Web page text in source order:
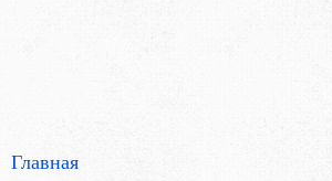
Главная